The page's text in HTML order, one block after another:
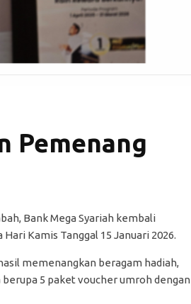
Pemenang
Bank Mega Syariah kembali
Kamis Tanggal 15 Januari 2026.
memenangkan beragam hadiah,
5 paket voucher umroh dengan